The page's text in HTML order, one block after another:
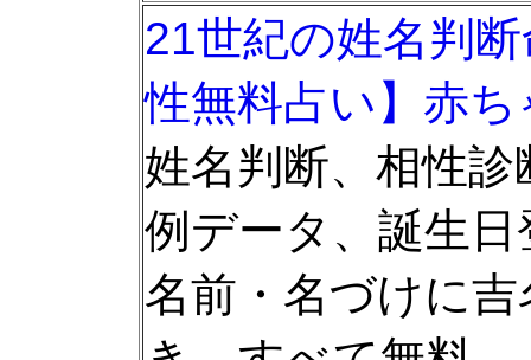
21世紀の姓名判
性無料占い】赤
姓名判断、相性
例データ、誕生
名前・名づけに